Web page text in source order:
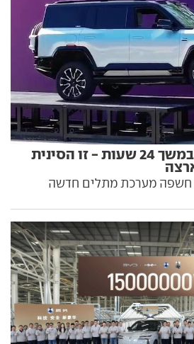
על שלושה גלגלים במשך 24 שעות - זו הסינית
היצרנית הסינית BYD חשפה מערכת מתלים חדשה
מעלה תוך כדי עמידה וגם
הסינים? באחריות, זה עבר להם